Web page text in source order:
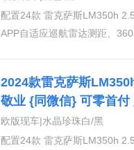
向灯功能LED方向指示灯·外
向盘，加热无钥匙智能进入系
（后排）纳米离子发生器第二
统前排和第三排座椅:半苯胺
合电动可调前排座椅，带记忆
动可调腰部支撑(第二排)舒适
配置24款 雷克萨斯LM350h
APP自适应巡航雷达测距、
动角度调节、多层隔音玻璃胎
2024款雷克萨斯
敬业 {同微信} 可零首
欧版现车|水晶珍珠白/黑
配置24款 雷克萨斯LM350h